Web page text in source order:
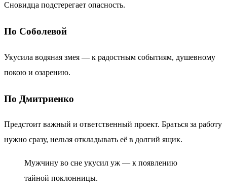
Сновидца подстерегает опасность.
По Соболевой
Укусила водяная змея — к радостным событиям, душевному
покою и озарению.
По Дмитриенко
Предстоит важный и ответственный проект. Браться за работу
нужно сразу, нельзя откладывать её в долгий ящик.
Мужчину во сне укусил уж — к появлению
тайной поклонницы.